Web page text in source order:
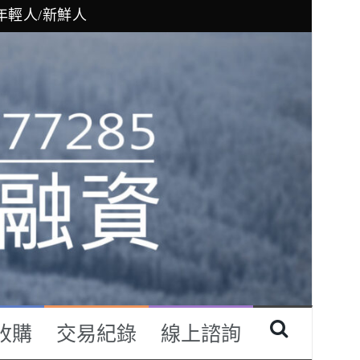
貸款/小額付費
輕人/新鮮人
購 交易紀錄 線上諮詢